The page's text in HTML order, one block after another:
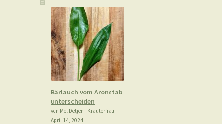
Bärlauch vom Aronstab
unterscheiden
von Mel Detjen - Kräuterfrau
April 14, 2024